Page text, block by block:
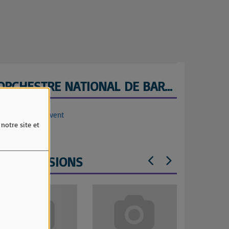
notre site et
ORCHESTRE NATIONAL DE BARBES
Weezevent
LES ÉMISSIONS